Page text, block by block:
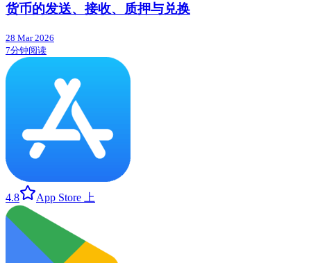
货币的发送、接收、质押与兑换
28 Mar 2026
7分钟阅读
4.8 App Store 上